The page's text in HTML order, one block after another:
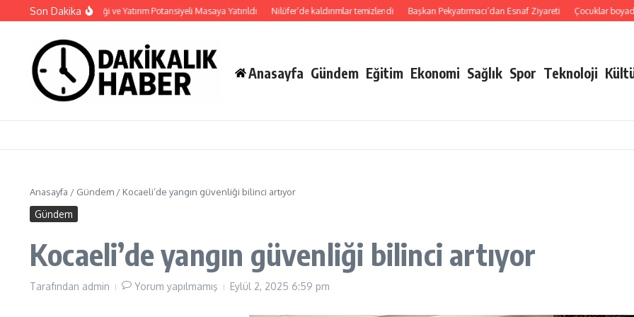
İçeriğe atlaSon Dakika
Haymana’nın Geleceği ve Yatırım Potansiyeli Masaya Yatırıldı Nilüfer’de kaldırımlar temizlendi Başkan Pekyatırmacı’dan Esnaf Ziyareti Çocuklar boyadı, bir
Anasayfa Gündem Eğitim Ekonomi Sağlık Spor Teknoloji
Anasayfa / Gündem / Kocaeli’de yangın güvenliği bilinci artıyor
Gündem
Kocaeli’de yangın güvenliği bilinci artıyor
Tarafından admin Yorum yapılmamış Eylül 2, 2025 6:59 pm